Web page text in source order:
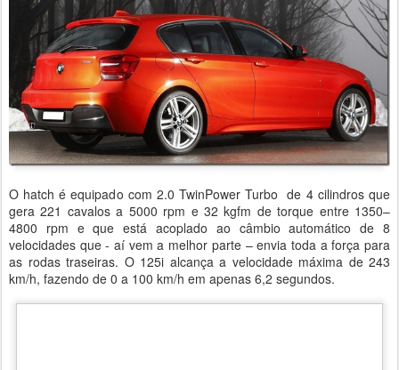
O hatch é equipado com 2.0 TwinPower Turbo de 4 cilindros que
gera 221 cavalos a 5000 rpm e 32 kgfm de torque entre 1350–
4800 rpm e que está acoplado ao câmbio automático de 8
velocidades que - aí vem a melhor parte – envia toda a força para
as rodas traseiras. O 125i alcança a velocidade máxima de 243
km/h, fazendo de 0 a 100 km/h em apenas 6,2 segundos.